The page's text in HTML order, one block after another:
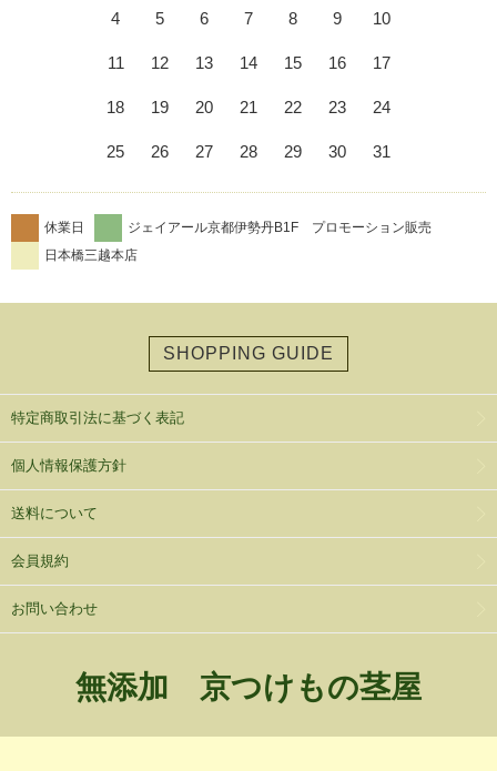
4 5 6 7 8 9 10
11 12 13 14 15 16 17
18 19 20 21 22 23 24
25 26 27 28 29 30 31
休業日
ジェイアール京都伊勢丹B1F プロモーション販売
日本橋三越本店
SHOPPING GUIDE
特定商取引法に基づく表記
個人情報保護方針
送料について
会員規約
お問い合わせ
無添加 京つけもの茎屋